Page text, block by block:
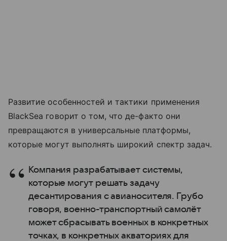
Развитие особенностей и тактики применения
BlackSea говорит о том, что де-факто они
превращаются в универсальные платформы,
которые могут выполнять широкий спектр задач.
Компания разрабатывает системы,
которые могут решать задачу
десантирования с авианосителя. Грубо
говоря, военно-транспортный самолёт
может сбрасывать военных в конкретных
точках, в конкретных акваториях для